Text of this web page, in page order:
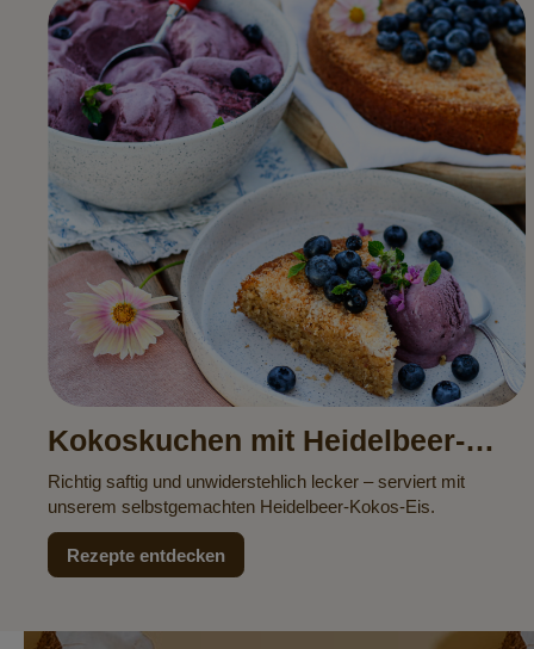
Kokoskuchen mit Heidelbeer-
Kokos-Eis
Richtig saftig und unwiderstehlich lecker – serviert mit
unserem selbstgemachten Heidelbeer-Kokos-Eis.
Rezepte entdecken
Newsletter